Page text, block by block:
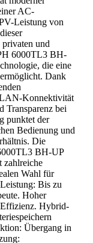
AC-
Leistung von
und
6000TL3 BH-
die eine
Dank
Konnektivität
Transparenz bei
punktet der
Bedienung und
Die
BH-UP
zahlreiche
Wahl für
Bis zu
Hoher
Hybrid-
Übergang in